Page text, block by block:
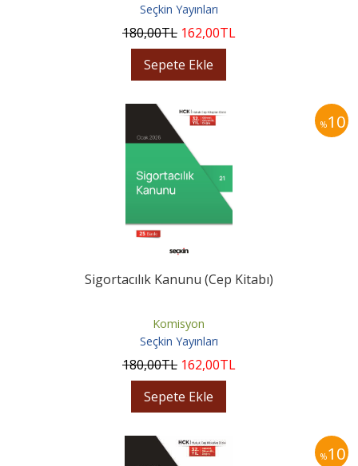
Seçkin Yayınları
180,00TL 162,00TL
Sepete Ekle
%10
Sigortacılık Kanunu (Cep Kitabı)
Komisyon
Seçkin Yayınları
180,00TL 162,00TL
Sepete Ekle
%10